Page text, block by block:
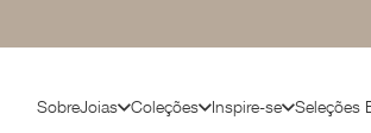
SobreJoias Coleções Inspire-se Seleções